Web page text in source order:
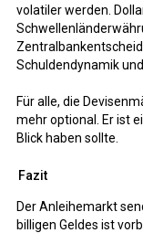
volatiler werden.
Schuldendynamik
Für alle, die
mehr optional. Er ist
Blick haben sollte.
Fazit
Der Anleihemarkt
billigen Geldes ist